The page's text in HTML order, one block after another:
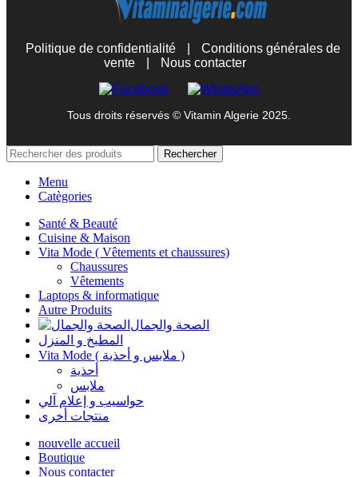
Politique de confidentialité
Conditions générales de
vente
Nous contacter
Tous droits réservés © Vitamin Algerie 2025.
Rechercher
Menu
Catègories
Santé & Beauté
Cuisine & Maison
Vita Mode ( Vêtements et chaussures)
Chaussures
Vêtements
Laptops & informatique
Autre Produits
الصحة والجمال
المطبخ و المنزل
Vita Mode ( ملابس و أحذية )
أحذية
ملابس
حواسيب و إعلام آلي
منتجات أخرى
nouvelle accueil
Boutique
Nous contacter